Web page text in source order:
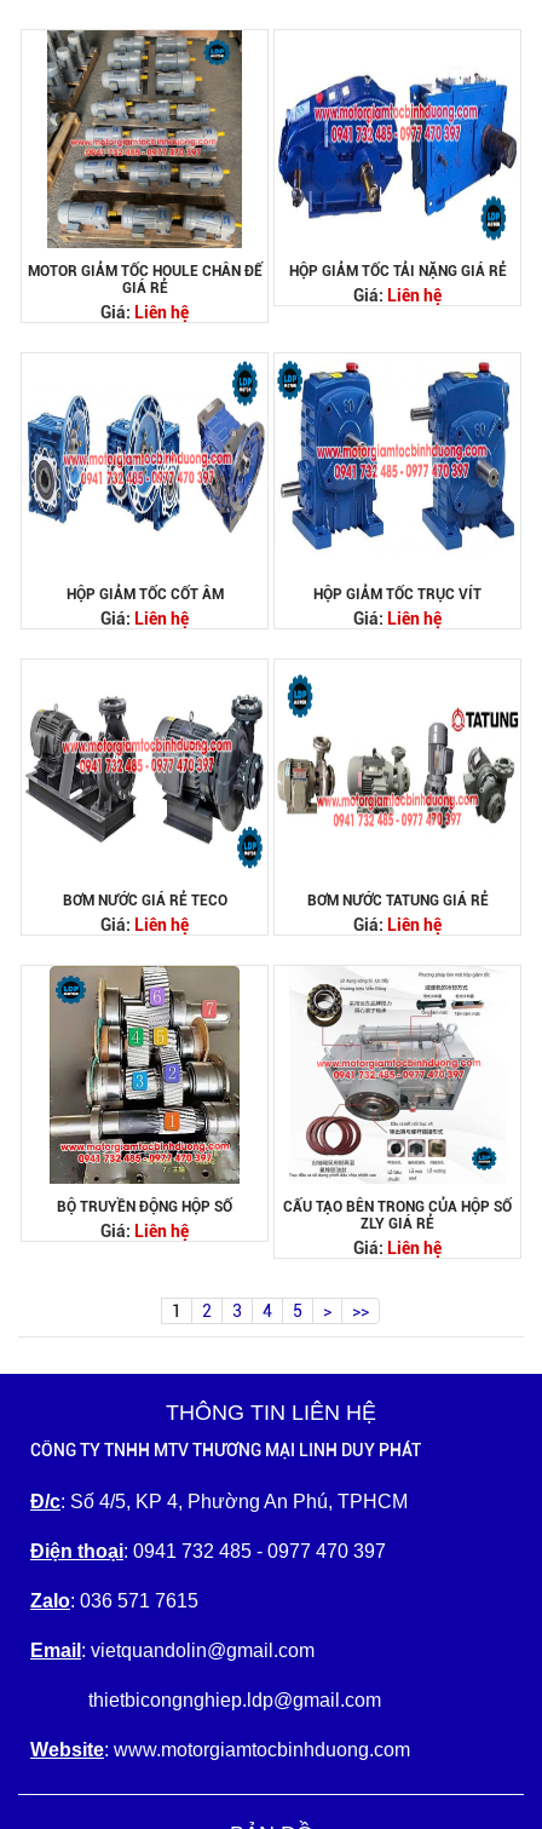
MOTOR GIẢM TỐC HOULE CHÂN ĐẾ
GIÁ RẺ
Giá: Liên hệ
HỘP GIẢM TỐC TẢI NẶNG GIÁ RẺ
Giá: Liên hệ
HỘP GIẢM TỐC CỐT ÂM
Giá: Liên hệ
HỘP GIẢM TỐC TRỤC VÍT
Giá: Liên hệ
BƠM NƯỚC GIÁ RẺ TECO
Giá: Liên hệ
BƠM NƯỚC TATUNG GIÁ RẺ
Giá: Liên hệ
BỘ TRUYỀN ĐỘNG HỘP SỐ
Giá: Liên hệ
CẤU TẠO BÊN TRONG CỦA HỘP SỐ
ZLY GIÁ RẺ
Giá: Liên hệ
1 2 3 4 5 > >>
THÔNG TIN LIÊN HỆ
CÔNG TY TNHH MTV THƯƠNG MẠI LINH DUY PHÁT
Đ/c: Số 4/5, KP 4, Phường An Phú, TPHCM
Điện thoại: 0941 732 485 - 0977 470 397
Zalo: 036 571 7615
Email : vietquandolin@gmail.com
thietbicongnghiep.ldp@gmail.com
Website: www.motorgiamtocbinhduong.com